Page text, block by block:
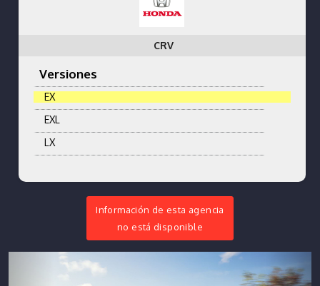
CRV
Versiones
EX
EXL
LX
Información de esta agencia
no está disponible